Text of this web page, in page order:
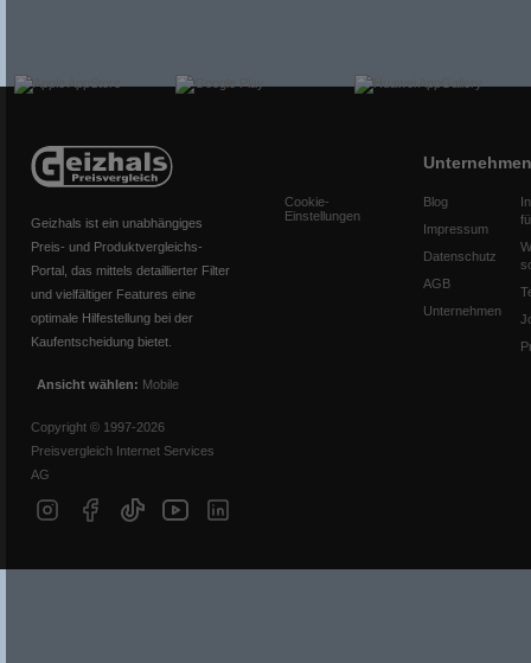
Geizhals ist ein unabhängiges
Preis- und Produktvergleichs-
Portal, das mittels detaillierter Filter
und vielfältiger Features eine
optimale Hilfestellung bei der
Kaufentscheidung bietet.
Ansicht wählen: Mobile
Copyright © 1997-2026
Preisvergleich Internet Services
AG
Cookie-
Einstellungen
Unternehmen
Blog
Impressum
Datenschutz
AGB
Unternehmen